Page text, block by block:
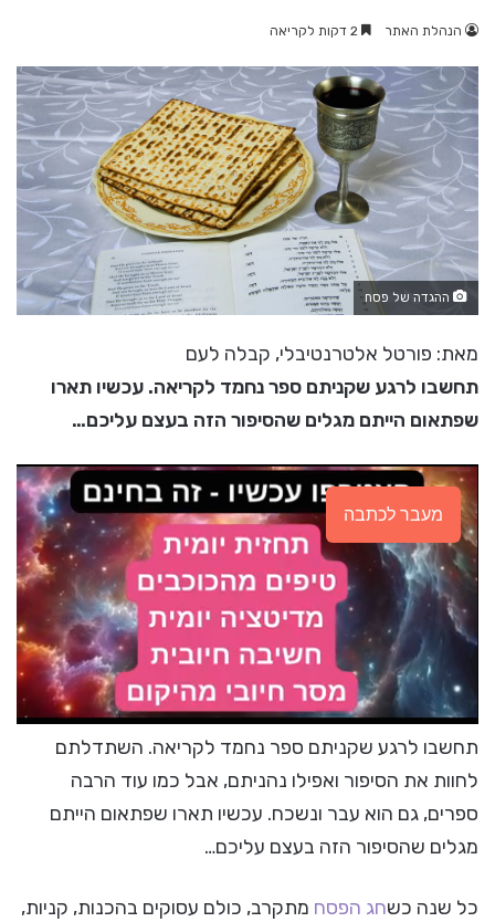
הנהלת האתר
ההגדה של פסח
מאת: פורטל אלטרנטיבלי, קבלה לעם
תחשבו לרגע שקניתם ספר נחמד לקריאה. עכשיו תארו
שפתאום הייתם מגלים שהסיפור הזה בעצם עליכם…
מעבר לכתבה
תחשבו לרגע שקניתם ספר נחמד לקריאה. השתדלתם
לחוות את הסיפור ואפילו נהניתם, אבל כמו עוד הרבה
ספרים, גם הוא עבר ונשכח. עכשיו תארו שפתאום הייתם
מגלים שהסיפור הזה בעצם עליכם…
כל שנה כשחג הפסח מתקרב, כולם עסוקים בהכנות, קניות,